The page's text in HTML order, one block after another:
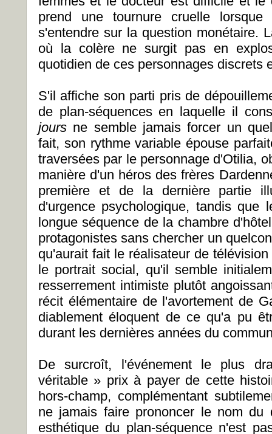
prend une tournure cruelle
s'entendre sur la question monétaire.
où la colère ne surgit pas en
quotidien de ces personnages discrets
S'il affiche son parti pris de
de plan-séquences en laquelle il
jours ne semble jamais forcer un
fait, son rythme variable épouse
traversées par le personnage d'Otilia,
manière d'un héros des frères
première et de la dernière partie
d'urgence psychologique, tandis
longue séquence de la chambre
protagonistes sans chercher un
qu'aurait fait le réalisateur de
le portrait social, qu'il semble
resserrement intimiste plutôt
récit élémentaire de l'avortement de
diablement éloquent de ce qu'a pu
durant les dernières années du
De surcroît, l'événement le plus
véritable » prix à payer de cette
hors-champ, complémentant
ne jamais faire prononcer le nom du
esthétique du plan-séquence n'est